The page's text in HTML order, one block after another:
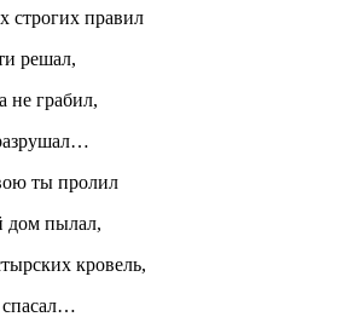
строгих правил
решал,
не грабил,
ты пролил
дом пылал,
кровель,
спасал…